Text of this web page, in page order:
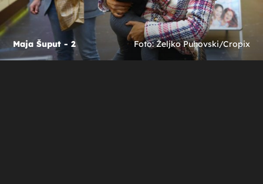
Maja Šuput - 2 Foto: Željko Puhovski/Cropix